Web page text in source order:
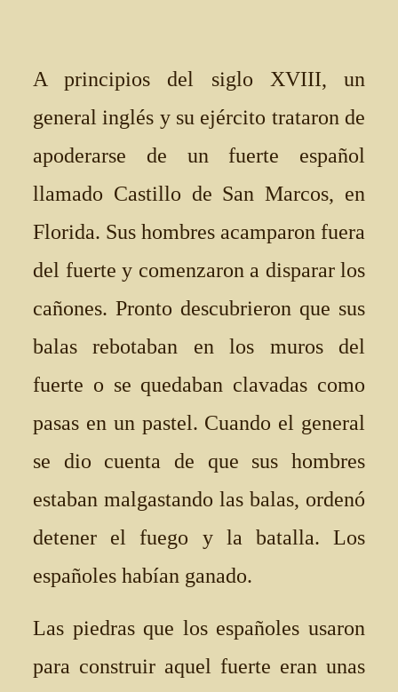
A principios del siglo XVIII, un
general inglés y su ejército trataron de
apoderarse de un fuerte español
llamado Castillo de San Marcos, en
Florida. Sus hombres acamparon fuera
del fuerte y comenzaron a disparar los
cañones. Pronto descubrieron que sus
balas rebotaban en los muros del
fuerte o se quedaban clavadas como
pasas en un pastel. Cuando el general
se dio cuenta de que sus hombres
estaban malgastando las balas, ordenó
detener el fuego y la batalla. Los
españoles habían ganado.
Las piedras que los españoles usaron
para construir aquel fuerte eran unas